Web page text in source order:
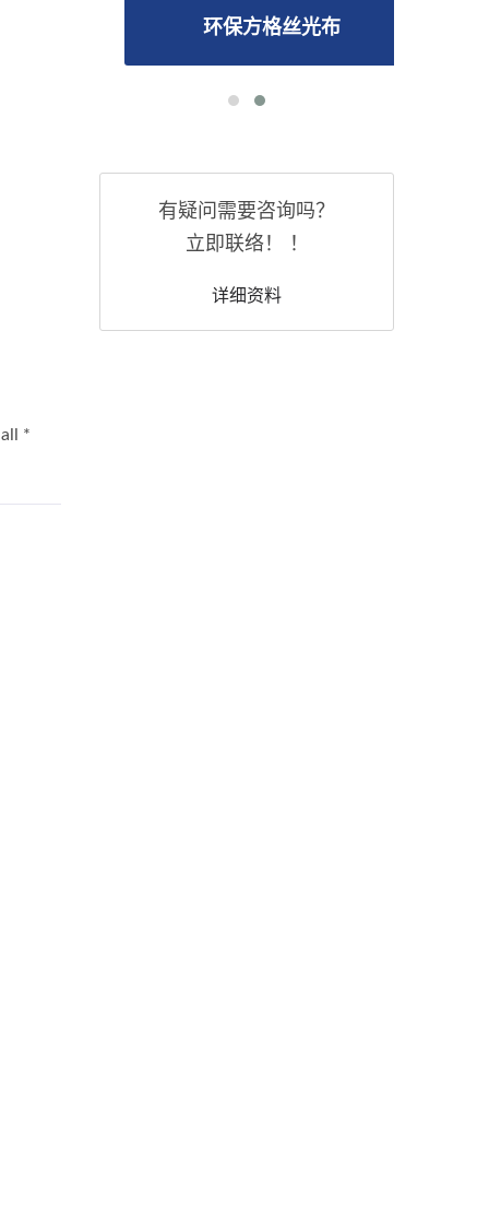
环保方格丝光布
有疑问需要咨询吗？
立即联络！ ！
详细资料